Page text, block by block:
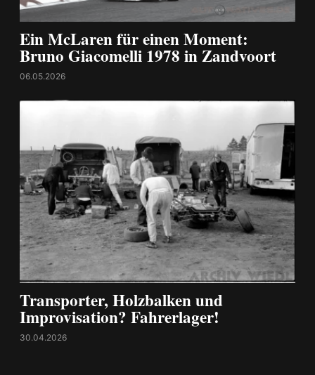
Ein McLaren für einen Moment:
Bruno Giacomelli 1978 in Zandvoort
06.05.2026
Transporter, Holzbalken und
Improvisation? Fahrerlager!
30.04.2026